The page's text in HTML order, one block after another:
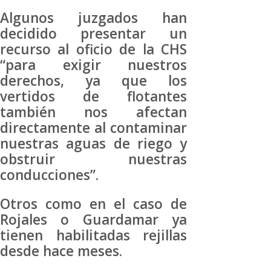
Algunos juzgados han
decidido presentar un
recurso al oficio de la CHS
“para exigir nuestros
derechos, ya que los
vertidos de flotantes
también nos afectan
directamente al contaminar
nuestras aguas de riego y
obstruir nuestras
conducciones”.
Otros como en el caso de
Rojales o Guardamar ya
tienen habilitadas rejillas
desde hace meses.